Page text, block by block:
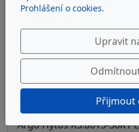
ARGO-HYTOS
Argo Hytos R3.0615-58K1
Prohlášení o cookies.
Upravit
Přijmout